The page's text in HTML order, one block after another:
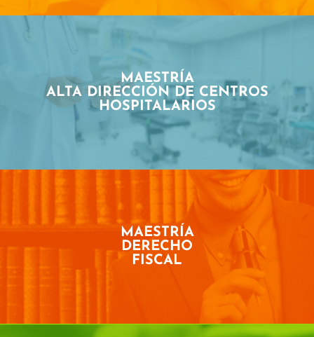
MAESTRÍA
ALTA DIRECCIÓN DE CENTROS
HOSPITALARIOS
MAESTRÍA
DERECHO
FISCAL